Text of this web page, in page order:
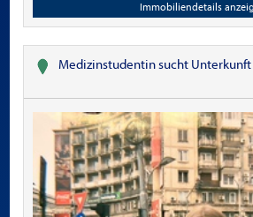
Immobiliendetails
Medizinstudentin sucht